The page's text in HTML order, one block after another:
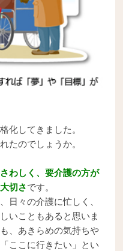
化してきました。
たのでしょうか。
わしく、要介護の方が
切さです。
日々の介護に忙しく、
いこともあると思いま
、あきらめの気持ちや
ここに行きたい」とい